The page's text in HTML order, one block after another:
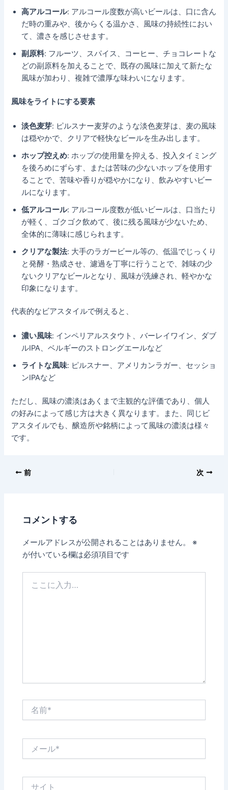
高アルコール: アルコール度数が高いビールは、口に含ん
だ時の重みや、後からくる温かさ、風味の持続性におい
て、濃さを感じさせます。
副原料: フルーツ、スパイス、コーヒー、チョコレートな
どの副原料を加えることで、既存の風味に加えて新たな
風味が加わり、複雑で濃厚な味わいになります。
風味をライトにする要素
淡色麦芽: ピルスナー麦芽のような淡色麦芽は、麦の風味
は穏やかで、クリアで軽快なビールを生み出します。
ホップ控えめ: ホップの使用量を抑える、投入タイミング
を後ろめにずらす、または苦味の少ないホップを使用す
ることで、苦味や香りが穏やかになり、飲みやすいビー
ルになります。
低アルコール: アルコール度数が低いビールは、口当たり
が軽く、ゴクゴク飲めて、後に残る風味が少ないため、
全体的に薄味に感じられます。
クリアな製法: 大手のラガービール等の、低温でじっくり
と発酵・熟成させ、濾過を丁寧に行うことで、雑味の少
ないクリアなビールとなり、風味が洗練され、軽やかな
印象になります。
代表的なビアスタイルで例えると、
濃い風味: インペリアルスタウト、バーレイワイン、ダブ
ルIPA、ベルギーのストロングエールなど
ライトな風味: ピルスナー、アメリカンラガー、セッショ
ンIPAなど
ただし、風味の濃淡はあくまで主観的な評価であり、個人
の好みによって感じ方は大きく異なります。また、同じビ
アスタイルでも、醸造所や銘柄によって風味の濃淡は様々
です。
前 次
コメントする
メールアドレスが公開されることはありません。
※
が付いている欄は必須項目です